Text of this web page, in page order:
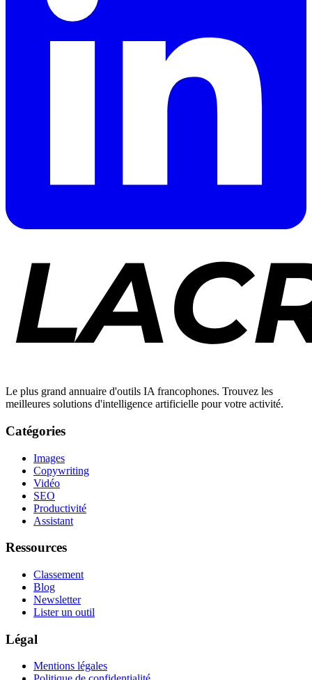
Le plus grand annuaire d'outils IA francophones. Trouvez les
meilleures solutions d'intelligence artificielle pour votre activité.
Catégories
Images
Copywriting
Vidéo
SEO
Productivité
Assistant
Ressources
Classement
Blog
Newsletter
Lister un outil
Légal
Mentions légales